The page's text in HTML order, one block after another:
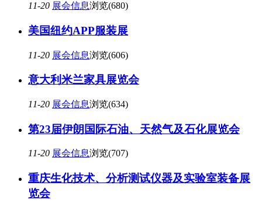
11-20 展会信息浏览(680)
美国纽约APP服装展
11-20 展会信息浏览(606)
意大利米兰家具展览会
11-20 展会信息浏览(634)
第23届伊朗国际石油、天然气及石化展览会
11-20 展会信息浏览(707)
重庆生化技术、分析测试仪器及实验室装备展
览会